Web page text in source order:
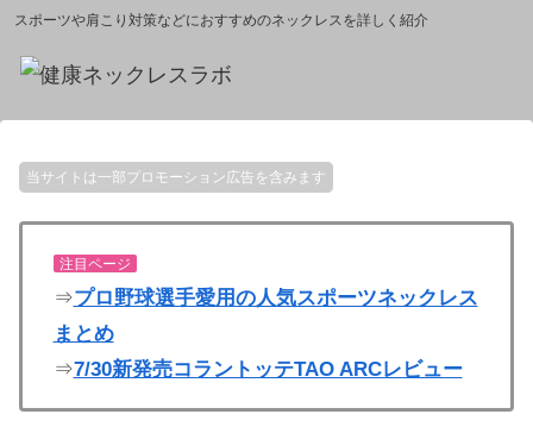
スポーツや肩こり対策などにおすすめのネックレスを詳しく紹介
当サイトは一部プロモーション広告を含みます
注目ページ
⇒プロ野球選手愛用の人気スポーツネックレス
まとめ
⇒7/30新発売コラントッテTAO ARCレビュー